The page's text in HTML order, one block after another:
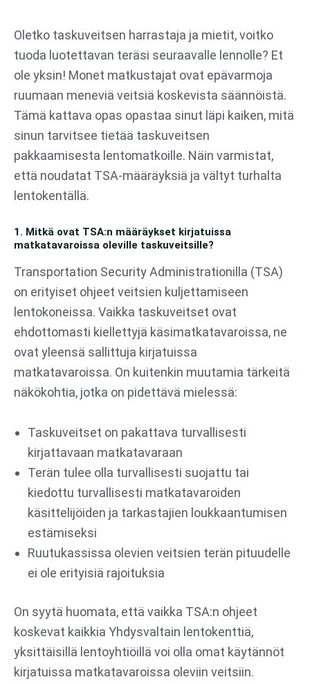
sisältöön
Oletko taskuveitsen harrastaja ja mietit, voitko
tuoda luotettavan teräsi seuraavalle lennolle? Et
ole yksin! Monet matkustajat ovat epävarmoja
ruumaan meneviä veitsiä koskevista säännöistä.
Tämä kattava opas opastaa sinut läpi kaiken, mitä
sinun tarvitsee tietää taskuveitsen
pakkaamisesta lentomatkoille. Näin varmistat,
että noudatat TSA-määräyksiä ja vältyt turhalta
lentokentällä.
1. Mitkä ovat TSA:n määräykset kirjatuissa
matkatavaroissa oleville taskuveitsille?
Transportation Security Administrationilla (TSA)
on erityiset ohjeet veitsien kuljettamiseen
lentokoneissa. Vaikka taskuveitset ovat
ehdottomasti kiellettyjä käsimatkatavaroissa, ne
ovat yleensä sallittuja kirjatuissa
matkatavaroissa. On kuitenkin muutamia tärkeitä
näkökohtia, jotka on pidettävä mielessä:
Taskuveitset on pakattava turvallisesti
kirjattavaan matkatavaraan
Terän tulee olla turvallisesti suojattu tai
kiedottu turvallisesti matkatavaroiden
käsittelijöiden ja tarkastajien loukkaantumisen
estämiseksi
Ruutukassissa olevien veitsien terän pituudelle
ei ole erityisiä rajoituksia
On syytä huomata, että vaikka TSA:n ohjeet
koskevat kaikkia Yhdysvaltain lentokenttiä,
yksittäisillä lentoyhtiöillä voi olla omat käytännöt
kirjatuissa matkatavaroissa oleviin veitsiin.